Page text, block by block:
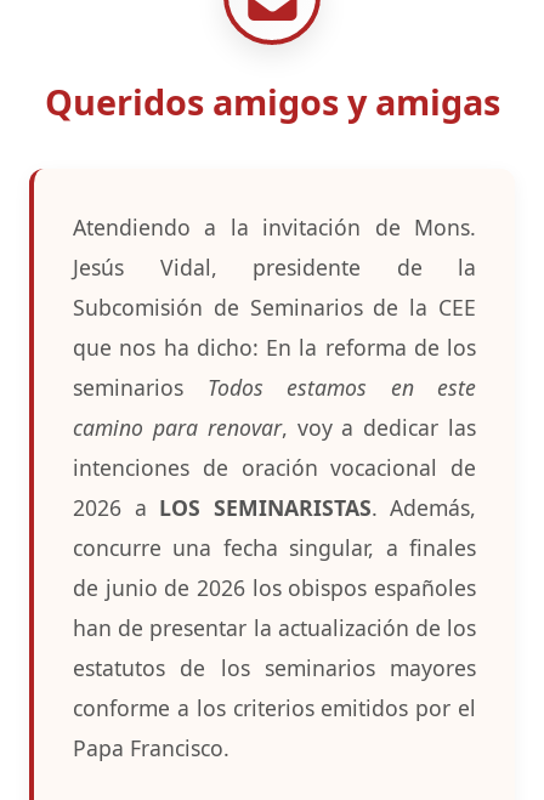
Queridos amigos y amigas
Atendiendo a la invitación de Mons.
Jesús Vidal, presidente de la
Subcomisión de Seminarios de la CEE
que nos ha dicho: En la reforma de los
seminarios Todos estamos en este
camino para renovar, voy a dedicar las
intenciones de oración vocacional de
2026 a LOS SEMINARISTAS. Además,
concurre una fecha singular, a finales
de junio de 2026 los obispos españoles
han de presentar la actualización de los
estatutos de los seminarios mayores
conforme a los criterios emitidos por el
Papa Francisco.